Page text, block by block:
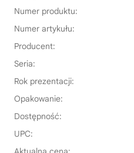
Numer produktu:
Numer artykułu:
Producent:
Seria:
Rok prezentacji:
Opakowanie:
Dostępność:
UPC: